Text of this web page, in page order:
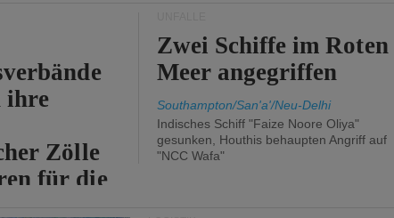
ihre
Zölle
für die
Zwei Schiffe im Roten
Meer angegriffen
Southampton/San'a'/Neu-Delhi
Indisches Schiff "Faize Noore Oliya"
gesunken, Houthis behaupten Angriff auf
"NCC Wafa"